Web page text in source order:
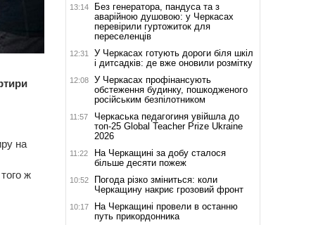
на
ж
13:14
Без генератора, пандуса та з
аварійною душовою: у Черкасах
перевірили гуртожиток для
переселенців
12:31
У Черкасах готують дороги біля шкіл
і дитсадків: де вже оновили розмітку
12:08
У Черкасах профінансують
обстеження будинку, пошкодженого
російським безпілотником
11:57
Черкаська педагогиня увійшла до
топ-25 Global Teacher Prize Ukraine
2026
11:22
На Черкащині за добу сталося
більше десяти пожеж
10:52
Погода різко зміниться: коли
Черкащину накриє грозовий фронт
10:17
На Черкащині провели в останню
путь прикордонника